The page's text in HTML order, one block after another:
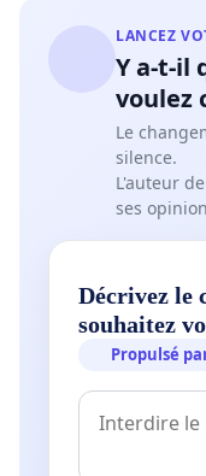
LANCEZ
Y a-t-il
voulez
Le
silence.
L'auteur
ses
Décrivez le
souhaitez
Propulsé